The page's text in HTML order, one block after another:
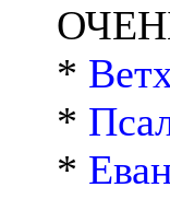
*
*
*